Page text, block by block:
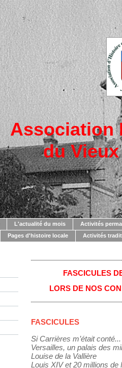
Association
du
L'actualité du mois
Activités
Pages d'histoire locale Activités
FASCICULES
LORS DE NOS
FASCICULES
Si Carrières m’était conté...
Versailles, un palais des
Louise de la Vallière
Louis XIV et 20 millions de